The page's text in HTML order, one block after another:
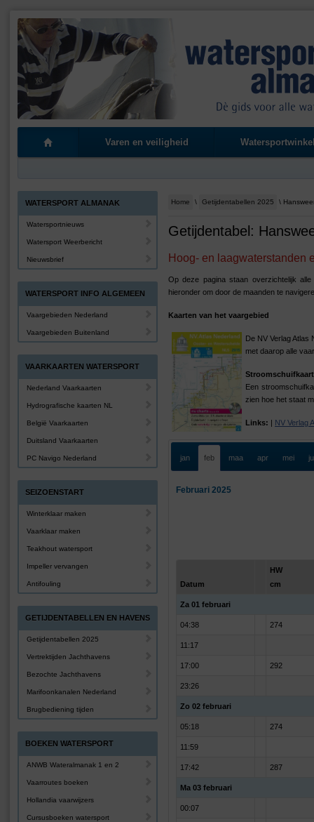
Varen en veiligheid
Home \ Getijdentabellen 2025 \
Getijdentabel:
Hoog- en laagwaterstanden
Op deze pagina staan overzichtelijk
hieronder om door de maanden te
Kaarten van het vaargebied
De NV Verlag
met daarop alle
Stroomschuifkaart
Een
zien hoe het staat
Links: | NV Verlag
jan feb maa apr mei
Februari 2025
Datum
HW
cm
Za 01 februari
04:38 274
11:17
17:00 292
23:26
Zo 02 februari
05:18 274
11:59
17:42 287
Ma 03 februari
00:07
WATERSPORT ALMANAK
Watersportnieuws
Watersport Weerbericht
Nieuwsbrief
WATERSPORT INFO ALGEMEEN
Vaargebieden Nederland
Vaargebieden Buitenland
VAARKAARTEN WATERSPORT
Nederland Vaarkaarten
Hydrografische kaarten NL
België Vaarkaarten
Duitsland Vaarkaarten
PC Navigo Nederland
SEIZOENSTART
Winterklaar maken
Vaarklaar maken
Teakhout watersport
Impeller vervangen
Antifouling
GETIJDENTABELLEN EN HAVENS
Getijdentabellen 2025
Vertrektijden Jachthavens
Bezochte Jachthavens
Marifoonkanalen Nederland
Brugbediening tijden
BOEKEN WATERSPORT
ANWB Wateralmanak 1 en 2
Vaarroutes boeken
Hollandia vaarwijzers
Cursusboeken watersport